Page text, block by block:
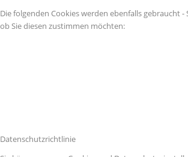
Die folgenden Cookies werden ebenfalls gebraucht -
ob Sie diesen zustimmen möchten:
Datenschutzrichtlinie